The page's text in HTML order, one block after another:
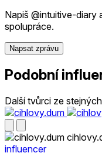
Napiš @intuitive-diary
spolupráce.
Napsat zprávu
Podobní
Další tvůrci ze
influencer